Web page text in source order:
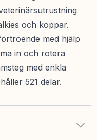
och koppar.
med hjälp
in och rotera
med enkla
521 delar.